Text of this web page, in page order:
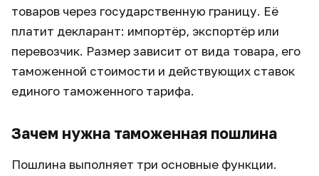
товаров через государственную границу. Её
платит декларант: импортёр, экспортёр или
перевозчик. Размер зависит от вида товара, его
таможенной стоимости и действующих ставок
единого таможенного тарифа.
Зачем нужна таможенная пошлина
Пошлина выполняет три основные функции.